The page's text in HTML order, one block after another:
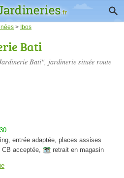
> Ibos
Bati
Bati", jardinerie située route
entrée adaptée, places assises
CB acceptée, retrait en magasin